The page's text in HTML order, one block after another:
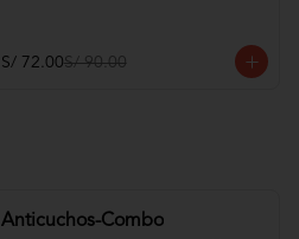
S/ 72.00S/ 90.00
Anticuchos-Combo